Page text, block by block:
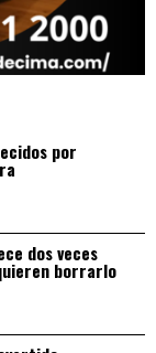
por
dos veces
borrarlo